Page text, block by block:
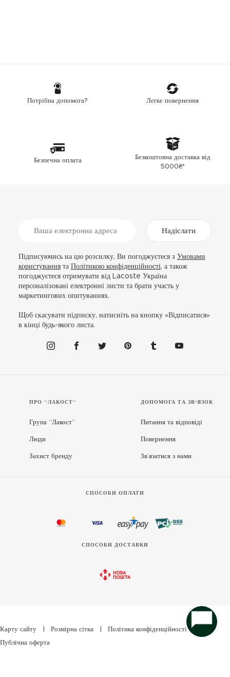
Потрібна допомога? Легке повернення
Безпечна оплата
Безкоштовна доставка від
5000₴*
Надіслати
Підписуючись на цю розсилку, Ви погоджуєтеся з Умовами
користуваннята Політикою конфіденційності, а також
погоджуєтеся отримувати від Lacoste Україна
персоналізовані електронні листи та брати участь у
маркетингових опитуваннях.
Щоб скасувати підписку, натисніть на кнопку «Відписатися»
в кінці будь-якого листа.
ПРО “ЛАКОСТ”
Група “Лакост”
Люди
Захист бренду
ДОПОМОГА ТА ЗВ'ЯЗОК
Питання та відповіді
Повернення
Зв’язатися з нами
СПОСОБИ ОПЛАТИ
СПОСОБИ ДОСТАВКИ
Карту сайту Розмірна сітка Політика конфіденційності
|
Публічна оферта